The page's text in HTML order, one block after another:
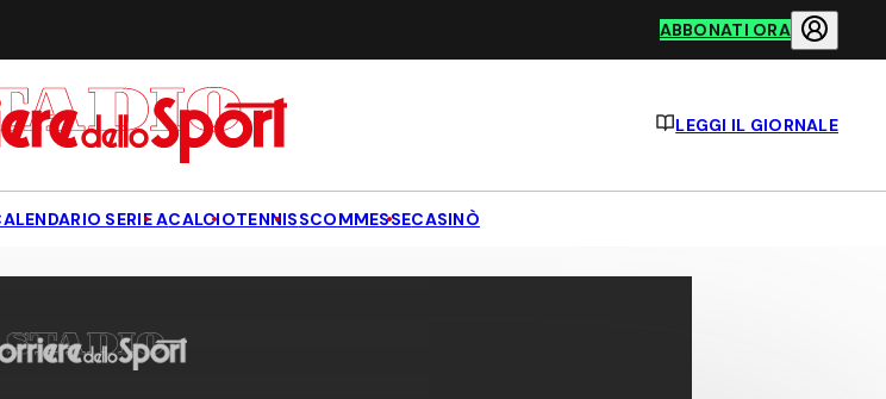
ABBONATI ORA
LEGGI IL GIORNALE
SERIE ACALCIOTENNISSCOMMESSECASINÒ